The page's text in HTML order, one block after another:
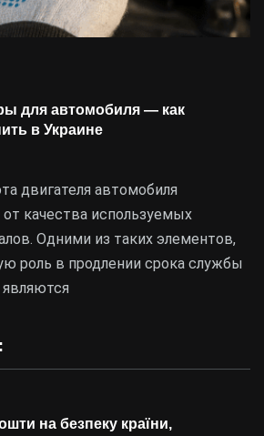
для автомобиля — как
в Украине
двигателя автомобиля
качества используемых
Одними из таких элементов,
роль в продлении срока службы
являются
на безпеку країни,